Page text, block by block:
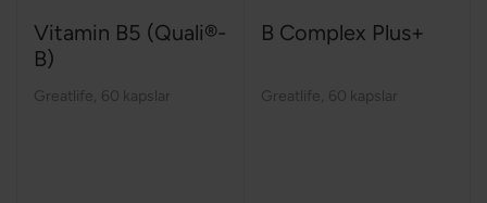
Vitamin B5 (Quali®-
B)
Greatlife 60 kapslar
B Complex Plus+
Greatlife 60 kapslar